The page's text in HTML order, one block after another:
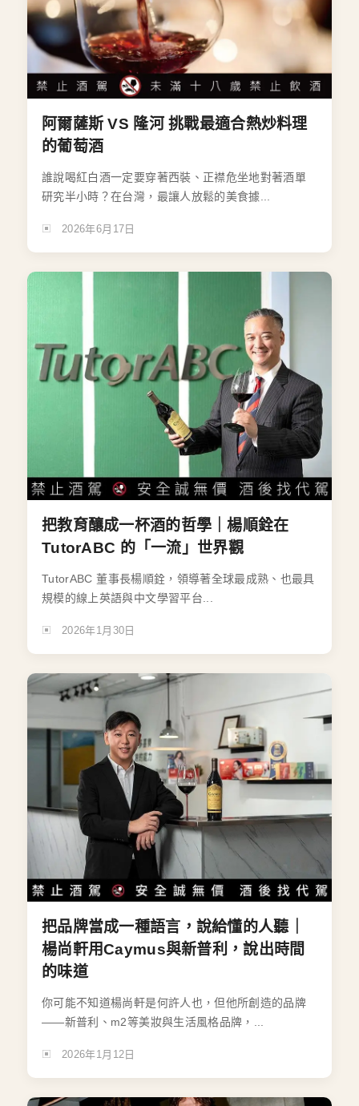
阿爾薩斯 VS 隆河 挑戰最適合熱炒料理
的葡萄酒
誰說喝紅白酒一定要穿著西裝、正襟危坐地對著酒單
研究半小時？在台灣，最讓人放鬆的美食據...
2026年6月17日
把教育釀成一杯酒的哲學｜楊順銓在
TutorABC 的「一流」世界觀
TutorABC 董事長楊順銓，領導著全球最成熟、也最具
規模的線上英語與中文學習平台...
2026年1月30日
把品牌當成一種語言，說給懂的人聽｜
楊尚軒用Caymus與新普利，說出時間
的味道
你可能不知道楊尚軒是何許人也，但他所創造的品牌
——新普利、m2等美妝與生活風格品牌，...
2026年1月12日